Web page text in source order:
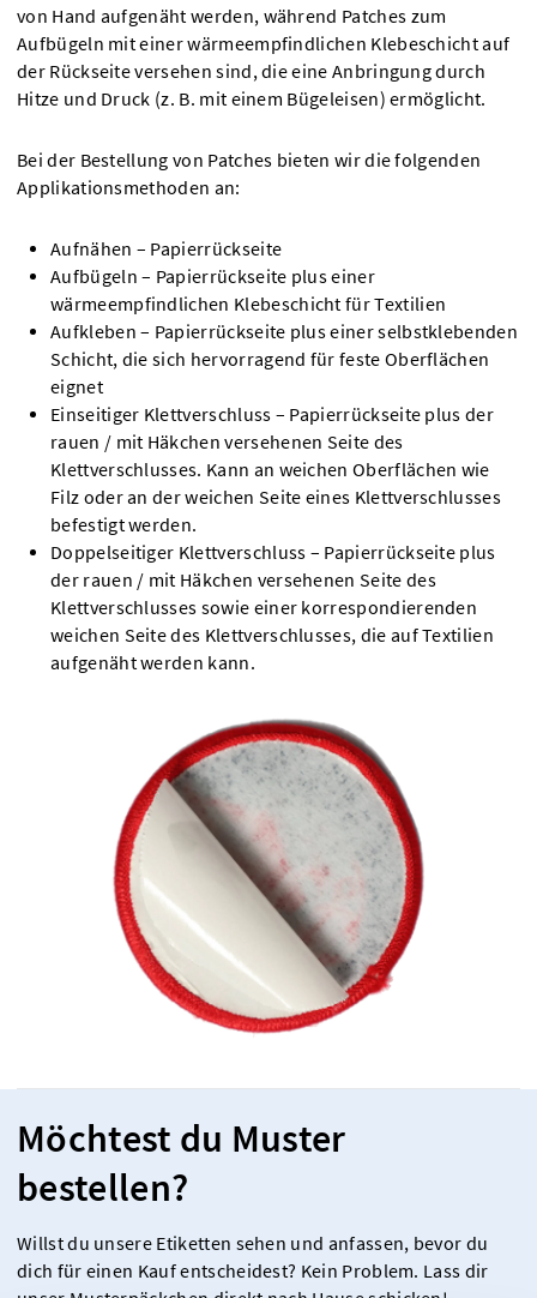
von Hand aufgenäht werden, während Patches zum
Aufbügeln mit einer wärmeempfindlichen Klebeschicht auf
der Rückseite versehen sind, die eine Anbringung durch
Hitze und Druck (z. B. mit einem Bügeleisen) ermöglicht.
Bei der Bestellung von Patches bieten wir die folgenden
Applikationsmethoden an:
Aufnähen – Papierrückseite
Aufbügeln – Papierrückseite plus einer
wärmeempfindlichen Klebeschicht für Textilien
Aufkleben – Papierrückseite plus einer selbstklebenden
Schicht, die sich hervorragend für feste Oberflächen
eignet
Einseitiger Klettverschluss – Papierrückseite plus der
rauen / mit Häkchen versehenen Seite des
Klettverschlusses. Kann an weichen Oberflächen wie
Filz oder an der weichen Seite eines Klettverschlusses
befestigt werden.
Doppelseitiger Klettverschluss – Papierrückseite plus
der rauen / mit Häkchen versehenen Seite des
Klettverschlusses sowie einer korrespondierenden
weichen Seite des Klettverschlusses, die auf Textilien
aufgenäht werden kann.
Möchtest du Muster
bestellen?
Willst du unsere Etiketten sehen und anfassen, bevor du
dich für einen Kauf entscheidest? Kein Problem. Lass dir